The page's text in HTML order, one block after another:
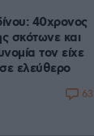
40χρονος
σκότωνε και
τον είχε
ελεύθερο
63